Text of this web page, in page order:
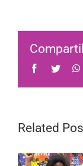
Facebook
Twitter
Related